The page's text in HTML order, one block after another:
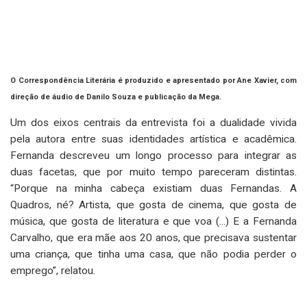
O Correspondência Literária é produzido e apresentado por Ane Xavier, com
direção de áudio de Danilo Souza e publicação da Mega.
Um dos eixos centrais da entrevista foi a dualidade vivida
pela autora entre suas identidades artística e acadêmica.
Fernanda descreveu um longo processo para integrar as
duas facetas, que por muito tempo pareceram distintas.
“Porque na minha cabeça existiam duas Fernandas. A
Quadros, né? Artista, que gosta de cinema, que gosta de
música, que gosta de literatura e que voa (...) E a Fernanda
Carvalho, que era mãe aos 20 anos, que precisava sustentar
uma criança, que tinha uma casa, que não podia perder o
emprego”, relatou.